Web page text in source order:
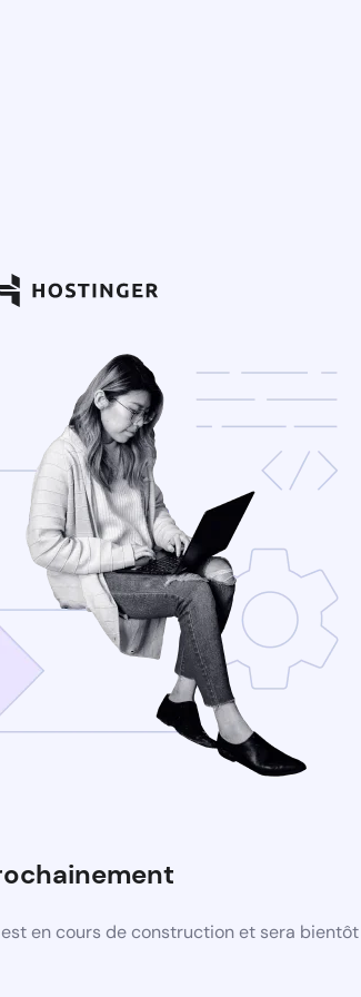
en cours de construction et sera